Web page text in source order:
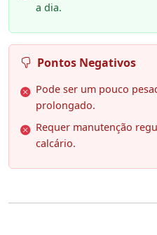
a dia.
Pontos Negativos
Pode ser um pouco
prolongado.
Requer manutenção
calcário.